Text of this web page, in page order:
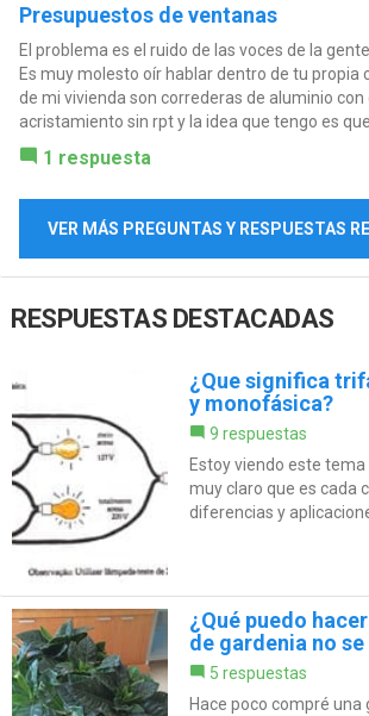
Presupuestos de ventanas
El problema es el ruido de las voces de la
Es muy molesto oír hablar dentro de tu propia
de mi vivienda son correderas de aluminio con
acristamiento sin rpt y la idea que tengo es que
1 respuesta
VER MÁS PREGUNTAS Y RESPUESTAS
RESPUESTAS DESTACADAS
¿Que significa
y monofásica?
9 respuestas
Estoy viendo este
muy claro que es cada
diferencias y
¿Qué puedo
de gardenia no se
5 respuestas
Hace poco compré una